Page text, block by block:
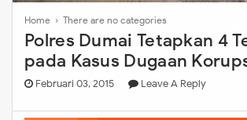
Home › There are no categories
Polres Dumai Tetapkan 4
pada Kasus Dugaan
Soebrantas
Februari 03, 2015 Leave A Reply